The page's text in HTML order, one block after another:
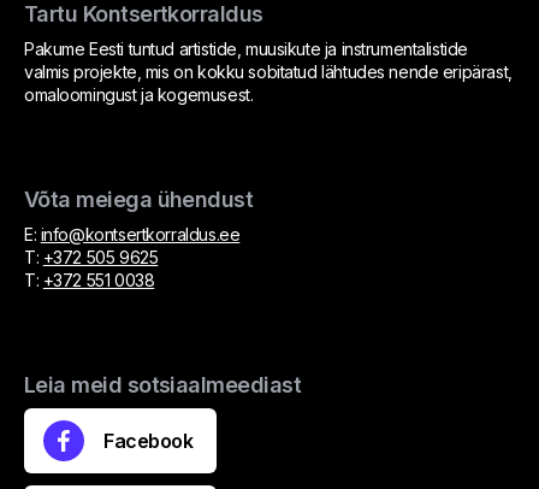
Tartu Kontsertkorraldus
Pakume Eesti tuntud artistide, muusikute ja instrumentalistide
valmis projekte, mis on kokku sobitatud lähtudes nende eripärast,
omaloomingust ja kogemusest.
Võta meiega ühendust
E: info@kontsertkorraldus.ee
T: +372 505 9625
T: +372 551 0038
Leia meid sotsiaalmeediast
Facebook